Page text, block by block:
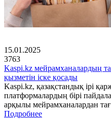
15.01.2025
3763
Kaspi.kz мейрамханалардың
қызметін іске қосады
Kaspi.kz, қазақстандық ірі
платформалардың бірі
арқылы мейрамханалардан
Подробнее